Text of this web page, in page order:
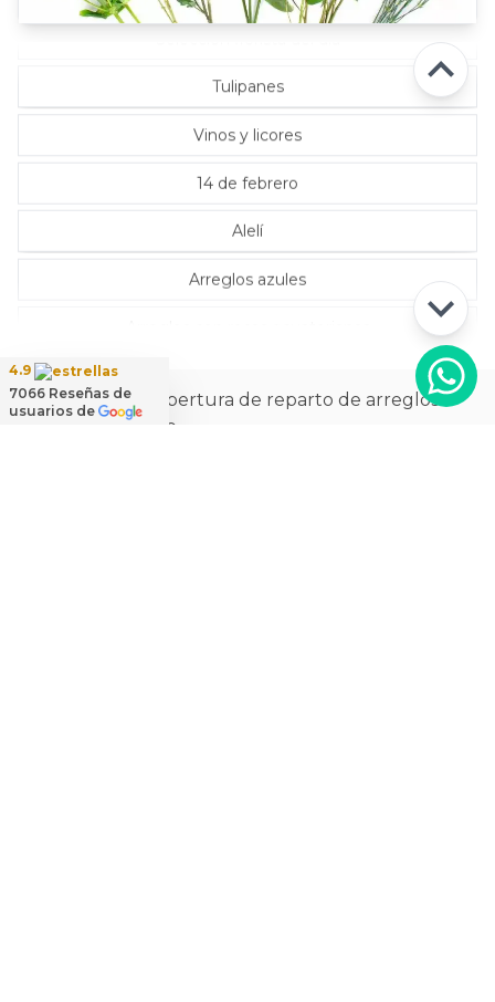
14 de febrero
Alelí
Arreglos azules
Tulipanes
Vinos y licores
La más amplia cobertura de reparto de arreglos
florales a domicilio
4.9
7066 Reseñas de
usuarios de